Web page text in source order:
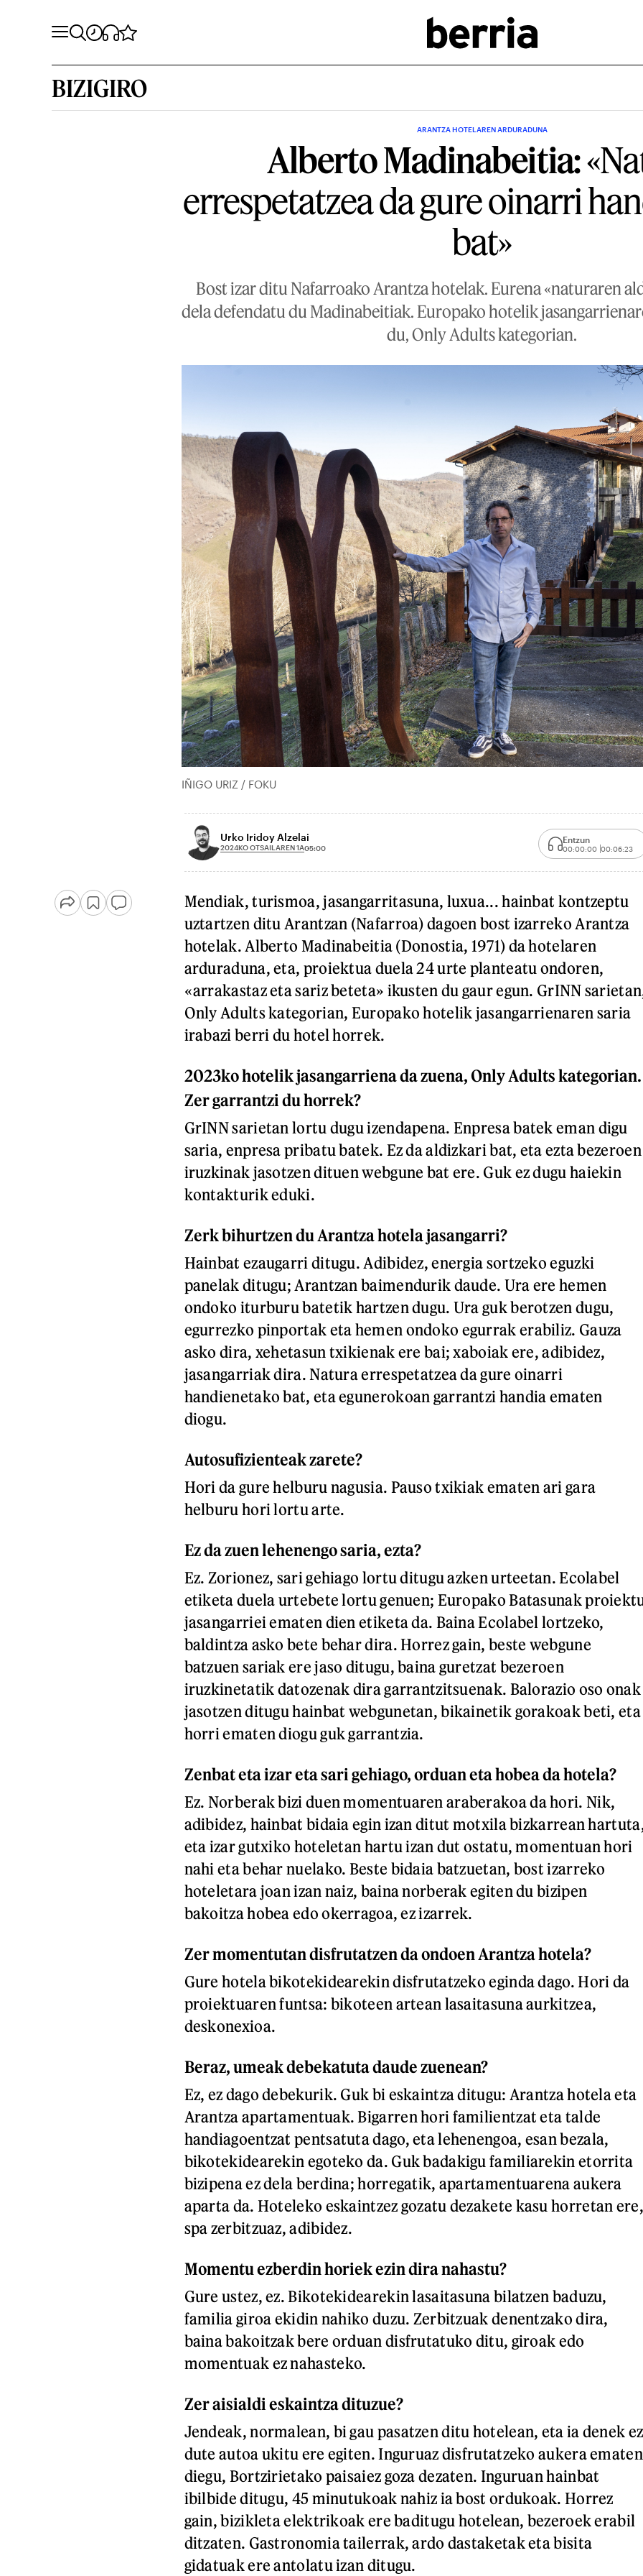
BIZIGIRO
ARANTZA HOTELAREN ARDURADUNA
Alberto Madinabeitia:
errespetatzea da gure oinarri
bat»
Bost izar ditu Nafarroako Arantza hotelak. Eurena «naturaren
dela defendatu du Madinabeitiak. Europako hotelik
du, Only Adults kategorian.
IÑIGO URIZ / FOKU
Urko Iridoy Alzelai
2024KO OTSAILAREN 1A05:00
Entzun
00:00:00 00:06:23
Mendiak, turismoa, jasangarritasuna, luxua... hainbat kontzeptu
uztartzen ditu Arantzan (Nafarroa) dagoen bost izarreko Arantza
hotelak. Alberto Madinabeitia (Donostia, 1971) da hotelaren
arduraduna, eta, proiektua duela 24 urte planteatu ondoren,
«arrakastaz eta sariz beteta» ikusten du gaur egun. GrINN
Only Adults kategorian, Europako hotelik jasangarrienaren saria
irabazi berri du hotel horrek.
2023ko hotelik jasangarriena da zuena, Only Adults kategorian.
Zer garrantzi du horrek?
GrINN sarietan lortu dugu izendapena. Enpresa batek eman digu
saria, enpresa pribatu batek. Ez da aldizkari bat, eta ezta bezeroen
iruzkinak jasotzen dituen webgune bat ere. Guk ez dugu haiekin
kontakturik eduki.
Zerk bihurtzen du Arantza hotela jasangarri?
Hainbat ezaugarri ditugu. Adibidez, energia sortzeko eguzki
panelak ditugu; Arantzan baimendurik daude. Ura ere hemen
ondoko iturburu batetik hartzen dugu. Ura guk berotzen dugu,
egurrezko pinportak eta hemen ondoko egurrak erabiliz. Gauza
asko dira, xehetasun txikienak ere bai; xaboiak ere, adibidez,
jasangarriak dira. Natura errespetatzea da gure oinarri
handienetako bat, eta egunerokoan garrantzi handia ematen
diogu.
Autosufizienteak zarete?
Hori da gure helburu nagusia. Pauso txikiak ematen ari gara
helburu hori lortu arte.
Ez da zuen lehenengo saria, ezta?
Ez. Zorionez, sari gehiago lortu ditugu azken urteetan. Ecolabel
etiketa duela urtebete lortu genuen; Europako Batasunak
jasangarriei ematen dien etiketa da. Baina Ecolabel lortzeko,
baldintza asko bete behar dira. Horrez gain, beste webgune
batzuen sariak ere jaso ditugu, baina guretzat bezeroen
iruzkinetatik datozenak dira garrantzitsuenak. Balorazio oso onak
jasotzen ditugu hainbat webgunetan, bikainetik gorakoak beti, eta
horri ematen diogu guk garrantzia.
Zenbat eta izar eta sari gehiago, orduan eta hobea da hotela?
Ez. Norberak bizi duen momentuaren araberakoa da hori. Nik,
adibidez, hainbat bidaia egin izan ditut motxila bizkarrean
eta izar gutxiko hoteletan hartu izan dut ostatu, momentuan hori
nahi eta behar nuelako. Beste bidaia batzuetan, bost izarreko
hoteletara joan izan naiz, baina norberak egiten du bizipen
bakoitza hobea edo okerragoa, ez izarrek.
Zer momentutan disfrutatzen da ondoen Arantza hotela?
Gure hotela bikotekidearekin disfrutatzeko eginda dago. Hori da
proiektuaren funtsa: bikoteen artean lasaitasuna aurkitzea,
deskonexioa.
Beraz, umeak debekatuta daude zuenean?
Ez, ez dago debekurik. Guk bi eskaintza ditugu: Arantza hotela eta
Arantza apartamentuak. Bigarren hori familientzat eta talde
handiagoentzat pentsatuta dago, eta lehenengoa, esan bezala,
bikotekidearekin egoteko da. Guk badakigu familiarekin etorrita
bizipena ez dela berdina; horregatik, apartamentuarena aukera
aparta da. Hoteleko eskaintzez gozatu dezakete kasu horretan ere,
spa zerbitzuaz, adibidez.
Momentu ezberdin horiek ezin dira nahastu?
Gure ustez, ez. Bikotekidearekin lasaitasuna bilatzen baduzu,
familia giroa ekidin nahiko duzu. Zerbitzuak denentzako dira,
baina bakoitzak bere orduan disfrutatuko ditu, giroak edo
momentuak ez nahasteko.
Zer aisialdi eskaintza dituzue?
Jendeak, normalean, bi gau pasatzen ditu hotelean, eta ia denek ez
dute autoa ukitu ere egiten. Inguruaz disfrutatzeko aukera ematen
diegu, Bortzirietako paisaiez goza dezaten. Inguruan hainbat
ibilbide ditugu, 45 minutukoak nahiz ia bost ordukoak. Horrez
gain, bizikleta elektrikoak ere baditugu hotelean, bezeroek erabil
ditzaten. Gastronomia tailerrak, ardo dastaketak eta bisita
gidatuak ere antolatu izan ditugu.